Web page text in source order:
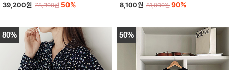
39,200원 78,300원 50% 8,100원 81,000원 90%
80% 50%